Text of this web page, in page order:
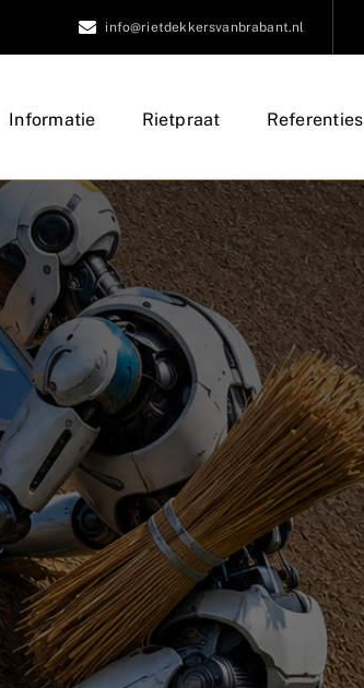
info@rietdekkersvanbrabant.nl
Informatie Rietpraat Referenties